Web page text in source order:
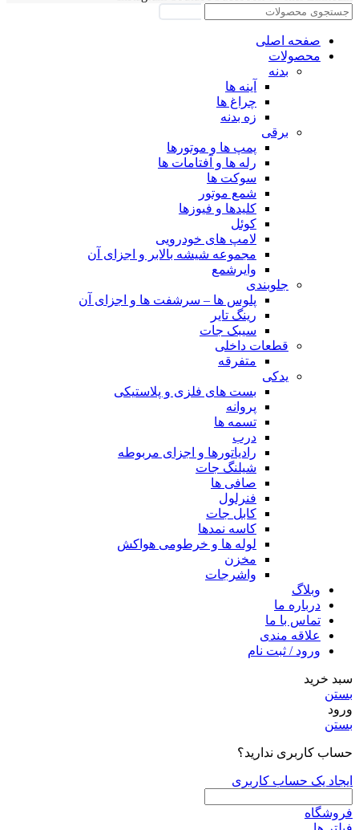
صفحه اصلی
محصولات
بدنه
آینه ها
چراغ ها
زه بدنه
برقی
پمپ ها و موتورها
رله ها و آفتامات ها
سوکت ها
شمع موتور
کلیدها و فیوزها
کوئل
لامپ های خودرویی
مجموعه شیشه بالابر و اجزای آن
وایرشمع
جلوبندی
پلوس ها – سرشفت ها و اجزای آن
رینگ تایر
سیبک جات
قطعات داخلی
متفرقه
یدکی
بست های فلزی و پلاستیکی
پروانه
تسمه ها
درب
رادیاتورها و اجزای مربوطه
شیلنگ جات
صافی ها
فنرلول
کابل جات
کاسه نمدها
لوله ها و خرطومی هواکش
مخزن
واشرجات
وبلاگ
درباره ما
تماس با ما
علاقه مندی
ورود / ثبت نام
سبد خرید
بستن
ورود
بستن
حساب کاربری ندارید؟
ایجاد یک حساب کاربری
فروشگاه